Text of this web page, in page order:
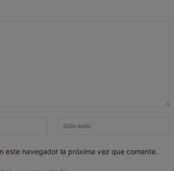
Correo
este navegador la próxima vez que comente.